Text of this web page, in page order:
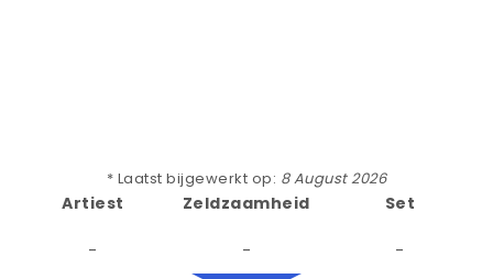
* Laatst bijgewerkt op: 8 August 2026
Artiest
-
Zeldzaamheid
-
Set
-